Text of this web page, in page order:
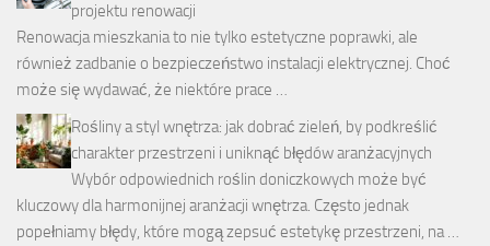
projektu renowacji
Renowacja mieszkania to nie tylko estetyczne poprawki, ale
również zadbanie o bezpieczeństwo instalacji elektrycznej. Choć
może się wydawać, że niektóre prace …
Rośliny a styl wnętrza: jak dobrać zieleń, by podkreślić
charakter przestrzeni i uniknąć błędów aranżacyjnych
Wybór odpowiednich roślin doniczkowych może być
kluczowy dla harmonijnej aranżacji wnętrza. Często jednak
popełniamy błędy, które mogą zepsuć estetykę przestrzeni, na …